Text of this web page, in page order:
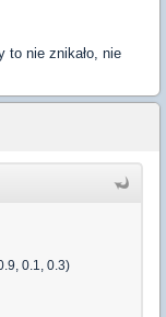
to nie znikało, nie
0.1, 0.3)